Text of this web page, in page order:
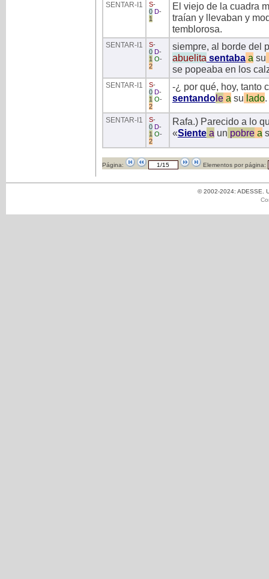
SENTAR-I1 S-
0 D-
1
El viejo de la cuadra
traían y llevaban y
temblorosa.
SENTAR-I1 S-
0 D-
1 O-
2
siempre, al borde del
abuelita sentabaa su
se popeaba en los
SENTAR-I1 S-
0 D-
1 O-
2
-¿ por qué, hoy, tanto
sentandolea su lado.
SENTAR-I1 S-
0 D-
1 O-
2
Rafa.) Parecido a lo
«Sientea un pobrea
Página: Elementos por página:
© 2002-2024: ADESSE.